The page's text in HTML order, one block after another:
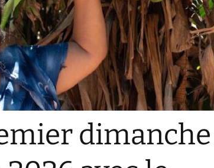
Pastorale (EAP)
Équipes relais
Projet Pastoral
dimanche